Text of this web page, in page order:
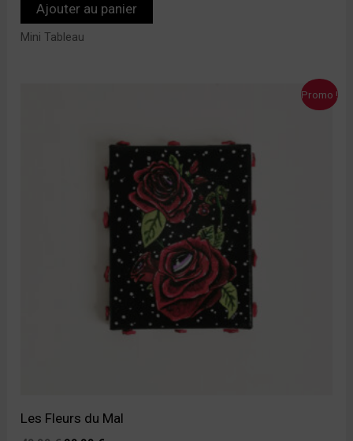
Ajouter au panier
Mini Tableau
Promo !
Les Fleurs du Mal
30,00 €.